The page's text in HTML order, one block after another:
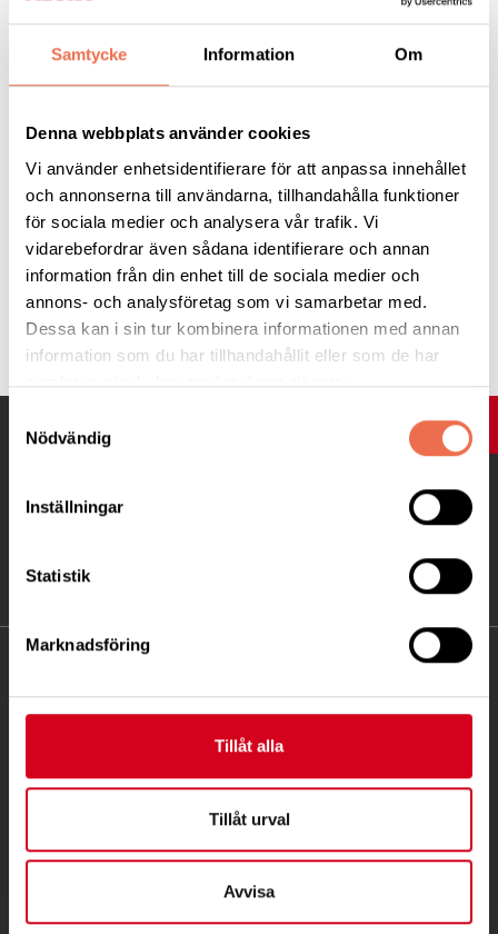
Samtycke Information Om
Denna webbplats använder cookies
Vi använder enhetsidentifierare för att anpassa innehållet
och annonserna till användarna, tillhandahålla funktioner
för sociala medier och analysera vår trafik. Vi
vidarebefordrar även sådana identifierare och annan
information från din enhet till de sociala medier och
annons- och analysföretag som vi samarbetar med.
Dessa kan i sin tur kombinera informationen med annan
information som du har tillhandahållit eller som de har
samlat in när du har använt deras tjänster.
Nödvändig
Inställningar
Statistik
Marknadsföring
Tillåt alla
Tillåt urval
Avvisa
vård. Utan register finns dåliga verktyg för jämförelser, med
hur den fungerar i hela landet.
Tipsa
UPP
Ågatan 12 C, 172 62 Sundbyberg
Telefon:08-677 70 10
Box 4086